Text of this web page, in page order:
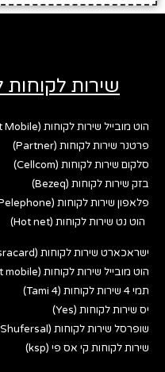
שירות
הוט מובייל שירות לקוחות (Hot Mobile)
פרטנר שירות לקוחות (Partner)
סלקום שירות לקוחות (Cellcom)
בזק שירות לקוחות (Bezeq)
פלאפון שירות לקוחות (Pelephone)
הוט נט שירות לקוחות (Hot net)
ישראכארט שירות לקוחות (Isracard)
הוט מובייל שירות לקוחות (Hot mobile)
תמי 4 שירות לקוחות (Tami 4)
יס שירות לקוחות (Yes)
שופרסל שירות לקוחות (Shufersal)
שירות לקוחות קי אס פי (ksp)